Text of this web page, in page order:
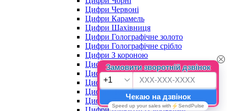
Цифри Червоні
Цифри Карамель
Цифри Шахівниця
Цифри Голографічне золото
Цифри Голографічне срібло
Цифри З короною
Цифри Шампань
Цифри Рожеве золото
Цифри Яскраво-сині
Цифри Пончики
Цифри Яскраво-рожеві